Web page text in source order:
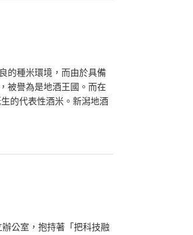
的種米環境，而由於具備
被譽為是地酒王國。而在
的代表性酒米。新潟地酒
公室，抱持著「把科技融